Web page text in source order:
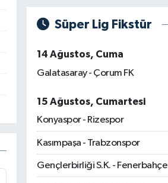
Süper Lig Fikstür
14 Ağustos, Cuma
Galatasaray - Çorum FK
15 Ağustos, Cumartesi
Konyaspor - Rizespor
Kasımpaşa - Trabzonspor
Gençlerbirliği S.K. - Fenerbahçe